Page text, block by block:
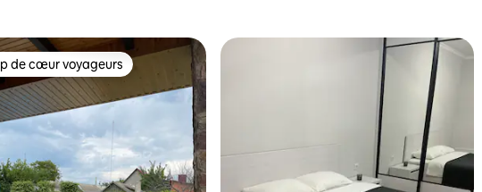
de cœur voyageurs les plus appréciés
de cœur voyageurs